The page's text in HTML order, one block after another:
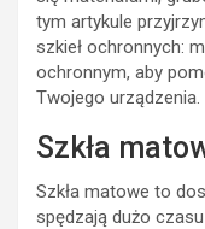
tym artykule
szkieł ochronnych:
ochronnym, aby
Twojego urządzenia.
Szkła
Szkła matowe to
spędzają dużo